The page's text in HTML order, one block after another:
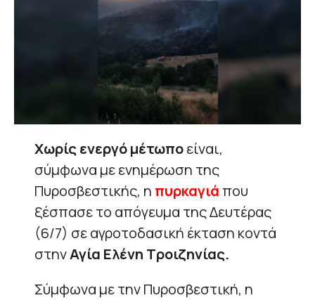
Χωρίς ενεργό μέτωποείναι,
σύμφωνα με ενημέρωση της
Πυροσβεστικής, η πυρκαγιά που
ξέσπασε το απόγευμα της Δευτέρας
(6/7) σε αγροτοδασική έκταση κοντά
στηνΑγία Ελένη Τροιζηνίας.
Σύμφωνα με την Πυροσβεστική, η